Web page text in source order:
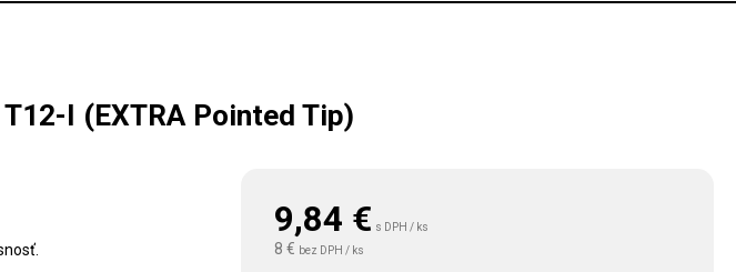
I (EXTRA Pointed Tip)
9,84 € s DPH / ks
8 € bez DPH / ks